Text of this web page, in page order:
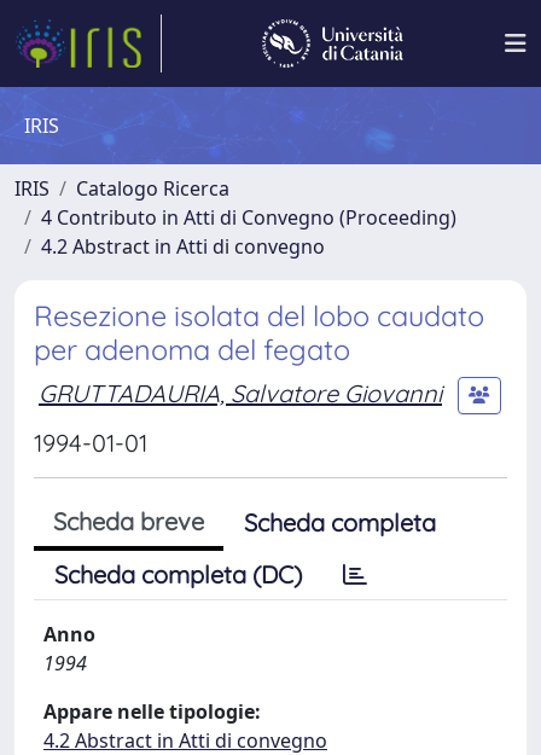
IRIS
IRIS
Catalogo Ricerca
4 Contributo in Atti di Convegno (Proceeding)
4.2 Abstract in Atti di convegno
Resezione isolata del lobo caudato
per adenoma del fegato
GRUTTADAURIA, Salvatore Giovanni
1994-01-01
Scheda breve
Scheda completa
Scheda completa (DC)
Anno
1994
Appare nelle tipologie:
4.2 Abstract in Atti di convegno